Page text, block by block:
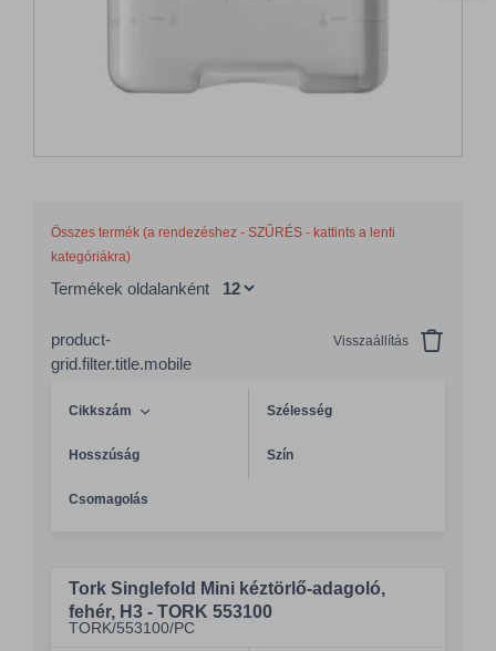
Összes termék (a rendezéshez - SZŰRÉS - kattints a lenti
kategóriákra)
Termékek oldalanként
product-
grid.filter.title.mobile
Visszaállítás
Cikkszám Szélesség
Hosszúság Szín
Csomagolás
Tork Singlefold Mini kéztörlő-adagoló,
fehér, H3 - TORK 553100
TORK/553100/PC